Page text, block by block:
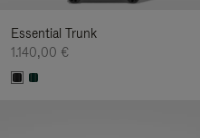
Essential Trunk
1.140,00 €